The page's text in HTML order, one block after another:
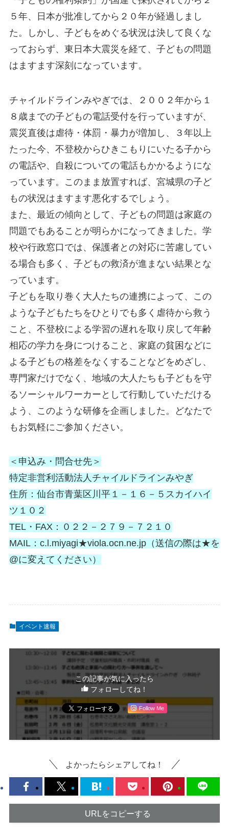
５年、日本が批准してから２０年が経過しまし
た。しかし、子どもをめぐる状況は決して良くな
っておらず、東日本大震災を経て、子どもの問題
はますます深刻になっています。
チャイルドラインみやぎでは、２００２年から１
８歳までの子どもの電話受付を行っていますが、
震災直後は虐待・体罰・暴力が増加し、３年以上
たった今、不登校からひきこもりにいたる子から
の電話や、自殺についての電話もかかるようにな
っています。このまま放置すれば、宮城県の子ど
もの状況はますます悪化するでしょう。
また、最近の傾向として、子どもの問題は家庭の
問題でもあることが明らかになってきました。学
校や行政窓口では、保護者との対応に苦慮してい
る場合も多く、子どもの救済が進まない結果とな
っています。
子どもを取り巻く大人たちの連携によって、この
ような子どもたちをひとりでも多く虐待から救う
こと、不登校による学習の遅れを取り戻して年齢
相応の学力を身につけること、家庭の貧困などに
よる子どもの格差をなくすることなどをめざし、
専門家だけでなく、地域の大人たちも子どもを守
るソーシャルワーカーとして行動していただける
よう、このような研修を企画しました。どなたで
もお気軽にご参加ください。
＜申込み・問合せ先＞
特定非営利活動法人チャイルドラインみやぎ
住所：仙台市青葉区川平１－１６－５スカイハイ
ツ１０２
TEL・FAX：０２２－２７９－７２１０
MAIL：c.l.miyagi★viola.ocn.ne.jp（送信の際は★を
@に変えてください）
イベント速報
この記事が気に入ったら
フォローしてね！
Follow Me
よかったらシェアしてね！
URLをコピーする